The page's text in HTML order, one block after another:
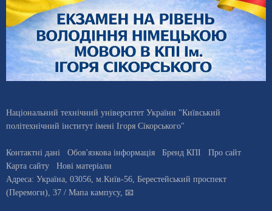
Національний технічний університет України "Київський
політехнічний інститут імені Ігоря Сікорського"
Контактні дані Обов'язкова інформація Бренд КПІ
Про сайт
Карта сайту
Нові матеріали
Адреса: Україна, 03056, м.Київ-56, Берестейський проспект
(Перемоги), 37 / Мапа кампусу, 📧